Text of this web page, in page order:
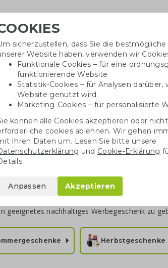
Baumwolltaschen Trinkwaren
Geschenke
ist es klug, auf die Saison zu
Werbegeschenk. Wir möchten Ihnen das
Werbegeschenke werden stets angepasst,
geeignetes nachhaltiges Werbegeschenk zu
Herbstgeschenke
sicherzustellen, dass Sie die
Website haben, verwenden wir
Funktionale Cookies – für eine
funktionierende Website
Statistik-Cookies – für Analysen darüber,
Website genutzt wird
Marketing-Cookies – für personalisierte
können alle Cookies akzeptieren oder
cookies ablehnen. Wir gehen
Ihren Daten um. Lesen Sie bitte unsere
und Cookie-Erklärung
Anpassen Akzeptieren